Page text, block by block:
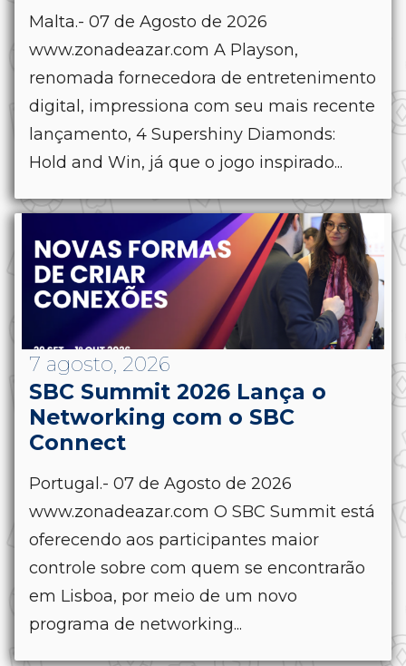
Malta.- 07 de Agosto de 2026
www.zonadeazar.com A Playson,
renomada fornecedora de entretenimento
digital, impressiona com seu mais recente
lançamento, 4 Supershiny Diamonds:
Hold and Win, já que o jogo inspirado...
7 agosto, 2026
SBC Summit 2026 Lança o
Networking com o SBC
Connect
Portugal.- 07 de Agosto de 2026
www.zonadeazar.com O SBC Summit está
oferecendo aos participantes maior
controle sobre com quem se encontrarão
em Lisboa, por meio de um novo
programa de networking...